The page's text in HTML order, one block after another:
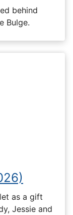
behind
Bulge.
as a gift
Jessie and